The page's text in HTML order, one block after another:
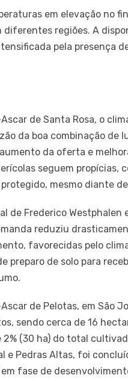
em elevação no
regiões. A
pela presença
de Santa Rosa, o
da boa combinação de
da oferta e
seguem propícias,
mesmo diante
de Frederico Westphalen
reduziu
favorecidas pelo
preparo de solo para
de Pelotas, em São
sendo cerca de 16
(30 ha) do total
e Pedras Altas, foi
fase de